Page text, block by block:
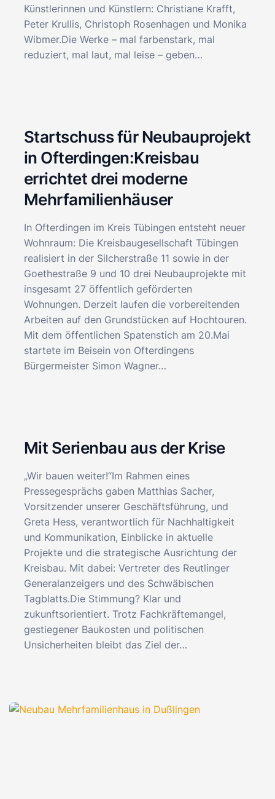
Künstlerinnen und Künstlern: Christiane Krafft,
Peter Krullis, Christoph Rosenhagen und Monika
Wibmer.Die Werke – mal farbenstark, mal
reduziert, mal laut, mal leise – geben…
Startschuss für Neubauprojekt
in Ofterdingen:Kreisbau
errichtet drei moderne
Mehrfamilienhäuser
In Ofterdingen im Kreis Tübingen entsteht neuer
Wohnraum: Die Kreisbaugesellschaft Tübingen
realisiert in der Silcherstraße 11 sowie in der
Goethestraße 9 und 10 drei Neubauprojekte mit
insgesamt 27 öffentlich geförderten
Wohnungen. Derzeit laufen die vorbereitenden
Arbeiten auf den Grundstücken auf Hochtouren.
Mit dem öffentlichen Spatenstich am 20.Mai
startete im Beisein von Ofterdingens
Bürgermeister Simon Wagner…
Mit Serienbau aus der Krise
„Wir bauen weiter!“Im Rahmen eines
Pressegesprächs gaben Matthias Sacher,
Vorsitzender unserer Geschäftsführung, und
Greta Hess, verantwortlich für Nachhaltigkeit
und Kommunikation, Einblicke in aktuelle
Projekte und die strategische Ausrichtung der
Kreisbau. Mit dabei: Vertreter des Reutlinger
Generalanzeigers und des Schwäbischen
Tagblatts.Die Stimmung? Klar und
zukunftsorientiert. Trotz Fachkräftemangel,
gestiegener Baukosten und politischen
Unsicherheiten bleibt das Ziel der…